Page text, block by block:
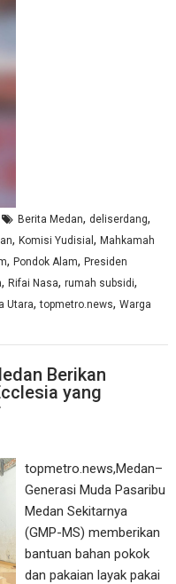
Berita Medan, deliserdang,
,Komisi Yudisial,Mahkamah
,Pondok Alam,Presiden
,Rifai Nasa,rumah subsidi,
Utara,topmetro.news,Warga
Berikan
yang
topmetro.news,Medan–
Generasi Muda Pasaribu
Medan Sekitarnya
(GMP-MS) memberikan
bantuan bahan pokok
dan pakaian layak pakai